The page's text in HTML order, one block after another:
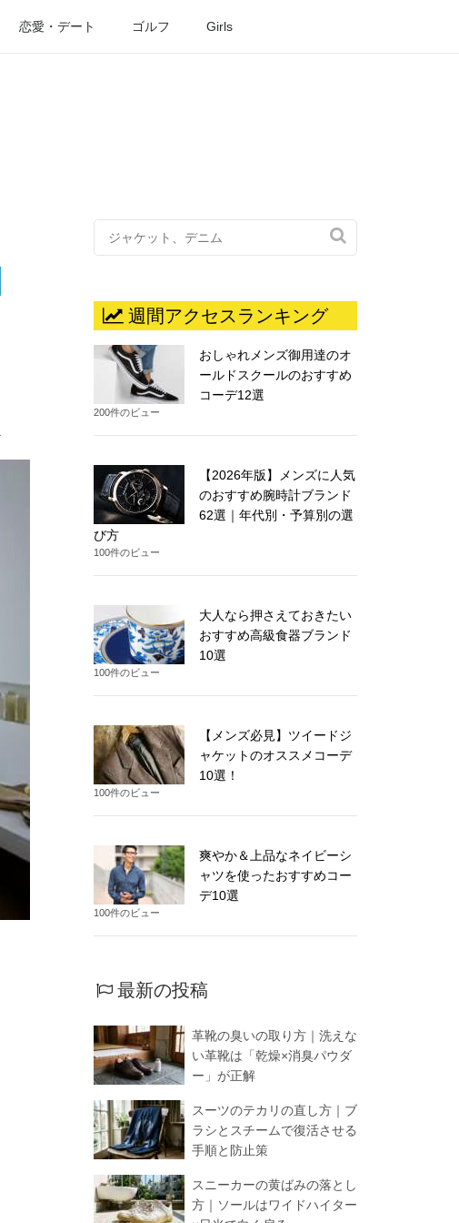
恋愛・デート ゴルフ Girls

週間アクセスランキング
おしゃれメンズ御用達のオ
ールドスクールのおすすめ
コーデ12選
200件のビュー
【2026年版】メンズに人気
のおすすめ腕時計ブランド
62選｜年代別・予算別の選
び方
100件のビュー
大人なら押さえておきたい
おすすめ高級食器ブランド
10選
100件のビュー
【メンズ必見】ツイードジ
ャケットのオススメコーデ
10選！
100件のビュー
爽やか＆上品なネイビーシ
ャツを使ったおすすめコー
デ10選
100件のビュー
最新の投稿
革靴の臭いの取り方｜洗えな
い革靴は「乾燥×消臭パウダ
ー」が正解
スーツのテカリの直し方｜ブ
ラシとスチームで復活させる
手順と防止策
スニーカーの黄ばみの落とし
方｜ソールはワイドハイター